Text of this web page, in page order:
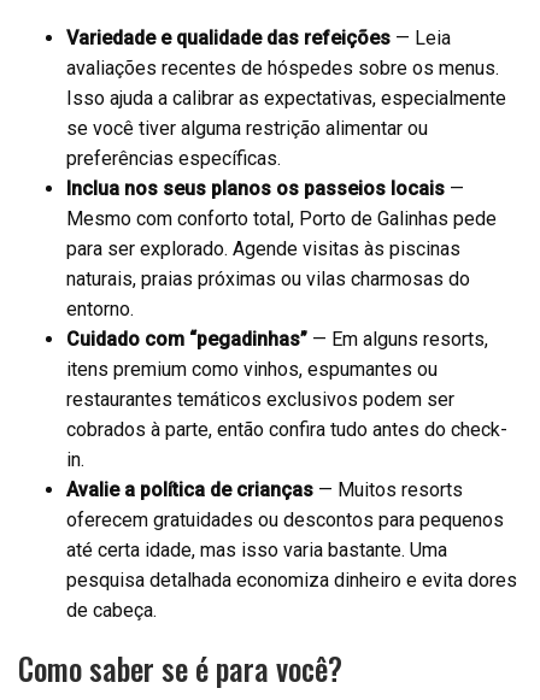
Variedade e qualidade das refeições — Leia
avaliações recentes de hóspedes sobre os menus.
Isso ajuda a calibrar as expectativas, especialmente
se você tiver alguma restrição alimentar ou
preferências específicas.
Inclua nos seus planos os passeios locais —
Mesmo com conforto total, Porto de Galinhas pede
para ser explorado. Agende visitas às piscinas
naturais, praias próximas ou vilas charmosas do
entorno.
Cuidado com “pegadinhas” — Em alguns resorts,
itens premium como vinhos, espumantes ou
restaurantes temáticos exclusivos podem ser
cobrados à parte, então confira tudo antes do check-
in.
Avalie a política de crianças — Muitos resorts
oferecem gratuidades ou descontos para pequenos
até certa idade, mas isso varia bastante. Uma
pesquisa detalhada economiza dinheiro e evita dores
de cabeça.
Como saber se é para você?